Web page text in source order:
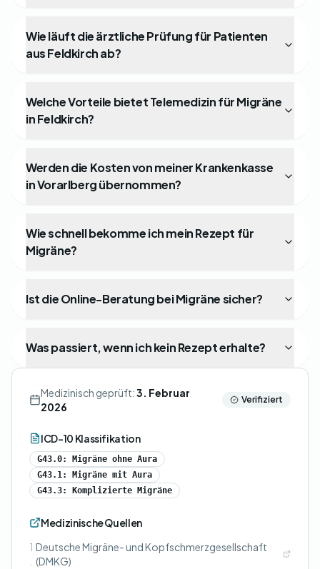
Wie läuft die ärztliche Prüfung für Patienten
aus Feldkirch ab?
Welche Vorteile bietet Telemedizin für Migräne
in Feldkirch?
Werden die Kosten von meiner Krankenkasse
in Vorarlberg übernommen?
Wie schnell bekomme ich mein Rezept für
Migräne?
Ist die Online-Beratung bei Migräne sicher?
Was passiert, wenn ich kein Rezept erhalte?
Medizinisch geprüft:3. Februar
2026
Verifiziert
ICD-10 Klassifikation
G43.0: Migräne ohne Aura
G43.1: Migräne mit Aura
G43.3: Komplizierte Migräne
Medizinische Quellen
1 Deutsche Migräne- und Kopfschmerzgesellschaft
(DMKG)